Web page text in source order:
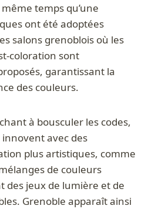
temps qu’une
ont été adoptées
salons grenoblois où les
coloration sont
garantissant la
des couleurs.
à bousculer les codes,
avec des
plus artistiques, comme
de couleurs
des jeux de lumière et de
Grenoble apparaît ainsi